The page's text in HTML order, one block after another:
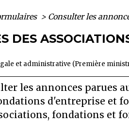
> Consulter les
DES
et administrative (Première
les annonces parues
d'entreprise et
fondations et